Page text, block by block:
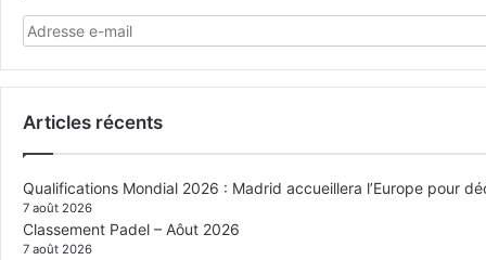
Articles récents
Qualifications Mondial 2026 : Madrid accueillera l’Europe pour
7 août 2026
Classement Padel – Aôut 2026
7 août 2026